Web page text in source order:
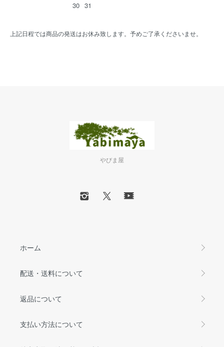
30 31
上記日程では商品の発送はお休み致します。予めご了承くださいませ。
やびま屋
ホーム
配送・送料について
返品について
支払い方法について